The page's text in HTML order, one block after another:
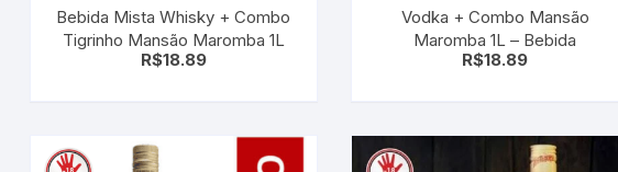
Brinquedos para Bebês e
Crianças Pequenas
Limpeza
Artes e Ofícios
Bebida Mista Whisky + Combo
Tigrinho Mansão Maromba 1L
R$18.89
Vodka + Combo Mansão
Maromba 1L – Bebida
R$18.89